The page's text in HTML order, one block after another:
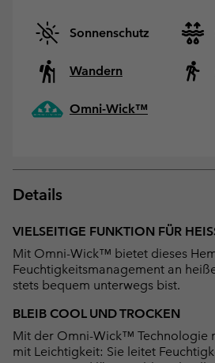
Sonnenschutz
Wandern
Omni-Wick™
Details
VIELSEITIGE FUNKTION FÜR
Mit Omni-Wick™ bietet dieses
Feuchtigkeitsmanagement an
stets bequem unterwegs bist.
BLEIB COOL UND TROCKEN
Mit der Omni-Wick™ Technologie
mit Leichtigkeit: Sie leitet